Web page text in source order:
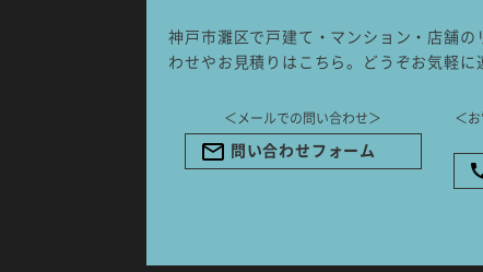
神戸市灘区で戸建て・マンション・店舗
わせやお見積りはこちら。どうぞお気軽に
＜メールでの問い合わせ＞
問い合わせフォーム
＜